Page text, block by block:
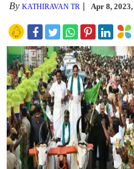
ByKATHIRAVAN TR Apr 8,